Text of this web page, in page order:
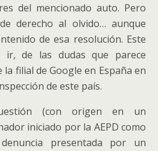
del mencionado auto. Pero
derecho al olvido… aunque
de esa resolución. Este
de las dudas que parece
filial de Google en España en
de este país.
(con origen en un
iniciado por la AEPD como
presentada por un